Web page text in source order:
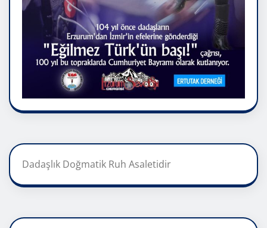
Dadaşlık Doğmatik Ruh Asaletidir